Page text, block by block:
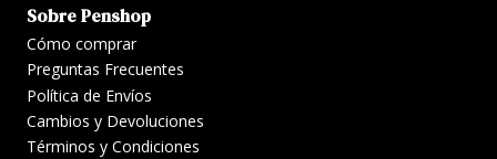
Sobre Penshop
Cómo comprar
Preguntas Frecuentes
Política de Envíos
Cambios y Devoluciones
Términos y Condiciones